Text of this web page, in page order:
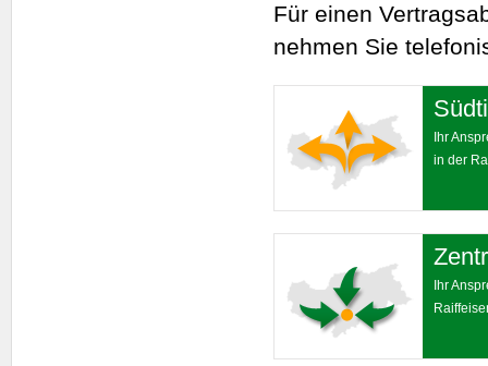
Für einen
nehmen Sie
Ihr
in der
Ihr